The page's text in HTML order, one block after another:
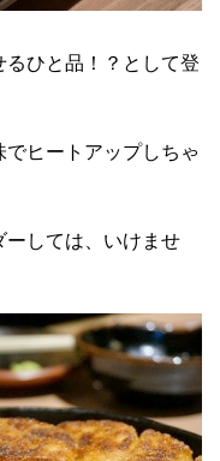
るひと品！？として登
ヒートアップしちゃ
ーしては、いけませ